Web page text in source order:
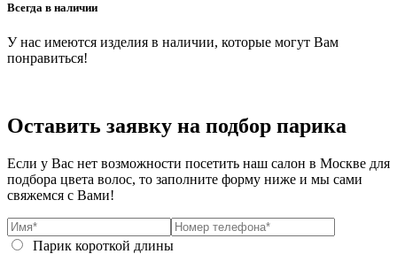
Всегда в наличии
У нас имеются изделия в наличии, которые могут Вам
понравиться!
Оставить заявку на подбор парика
Если у Вас нет возможности посетить наш салон в Москве для
подбора цвета волос, то заполните форму ниже и мы сами
свяжемся с Вами!
Парик короткой длины